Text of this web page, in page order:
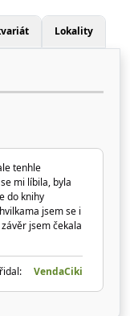
Lokality
tenhle
mi líbila, byla
do knihy
jsem se i
jsem čekala
VendaCiki